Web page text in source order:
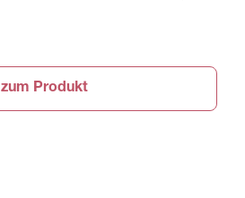
zum Produkt